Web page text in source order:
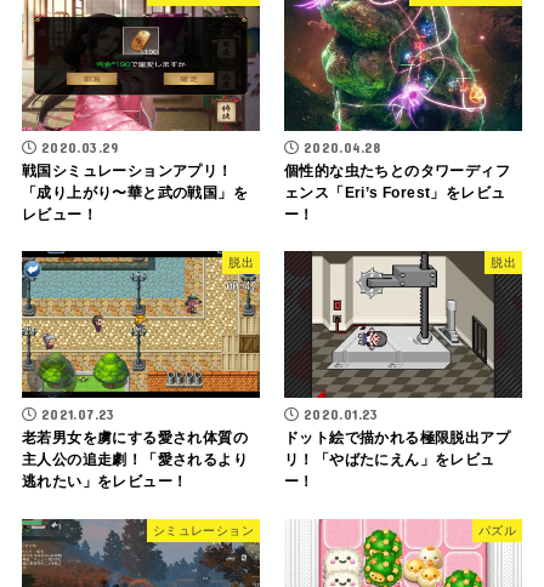
2020.03.29
戦国シミュレーションアプリ！
「成り上がり〜華と武の戦国」を
レビュー！
2020.04.28
個性的な虫たちとのタワーディフ
ェンス「Eri’s Forest」をレビュ
ー！
脱出
2021.07.23
老若男女を虜にする愛され体質の
主人公の追走劇！「愛されるより
逃れたい」をレビュー！
脱出
2020.01.23
ドット絵で描かれる極限脱出アプ
リ！「やばたにえん」をレビュ
ー！
シミュレーション パズル